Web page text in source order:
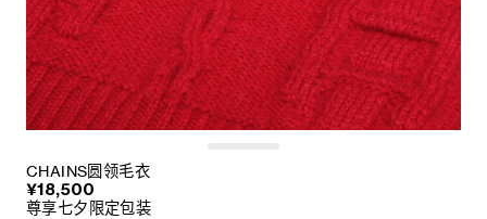
CHAINS圆领毛衣
¥18,500
尊享七夕限定包装